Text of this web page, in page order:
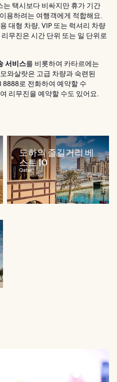
택시보다 비싸지만 휴가 기간
용하려는 여행객에게 적합해요.
대형 차량, VIP 또는 럭셔리 차량
무진은 시간 단위 또는 일 단위로
서비스를 비롯하여 카타르에는
와살랏은 고급 차량과 숙련된
8888로 전화하여 예약할 수
리무진을 예약할 수도 있어요.
도하의 즐길거리 베
스트 10
Qatar